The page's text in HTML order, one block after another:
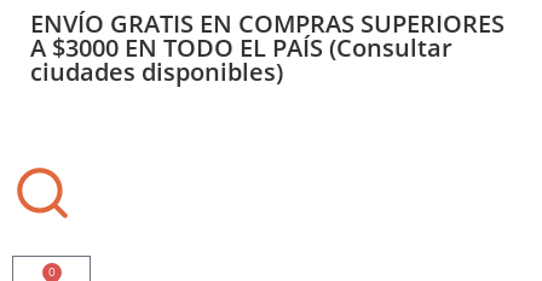
ENVÍO GRATIS EN COMPRAS SUPERIORES
A $3000 EN TODO EL PAÍS (Consultar
ciudades disponibles)
0